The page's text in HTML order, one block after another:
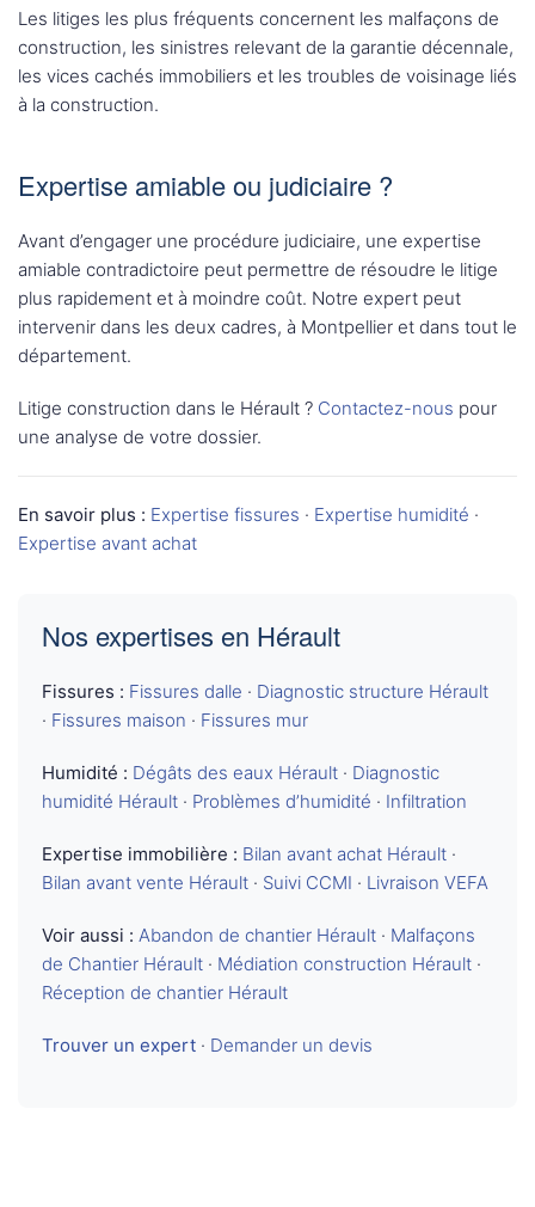
Les litiges les plus fréquents concernent les malfaçons de
construction, les sinistres relevant de la garantie décennale,
les vices cachés immobiliers et les troubles de voisinage liés
à la construction.
Expertise amiable ou judiciaire ?
Avant d’engager une procédure judiciaire, une expertise
amiable contradictoire peut permettre de résoudre le litige
plus rapidement et à moindre coût. Notre expert peut
intervenir dans les deux cadres, à Montpellier et dans tout le
département.
Litige construction dans le Hérault ? Contactez-nous pour
une analyse de votre dossier.
En savoir plus : Expertise fissures · Expertise humidité ·
Expertise avant achat
Nos expertises en Hérault
Fissures : Fissures dalle · Diagnostic structure Hérault
· Fissures maison · Fissures mur
Humidité : Dégâts des eaux Hérault · Diagnostic
humidité Hérault · Problèmes d’humidité · Infiltration
Expertise immobilière : Bilan avant achat Hérault ·
Bilan avant vente Hérault · Suivi CCMI · Livraison VEFA
Voir aussi : Abandon de chantier Hérault · Malfaçons
de Chantier Hérault · Médiation construction Hérault ·
Réception de chantier Hérault
Trouver un expert · Demander un devis